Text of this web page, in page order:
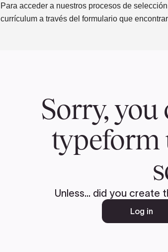
Para acceder a nuestros procesos de
currículum a través del formulario que